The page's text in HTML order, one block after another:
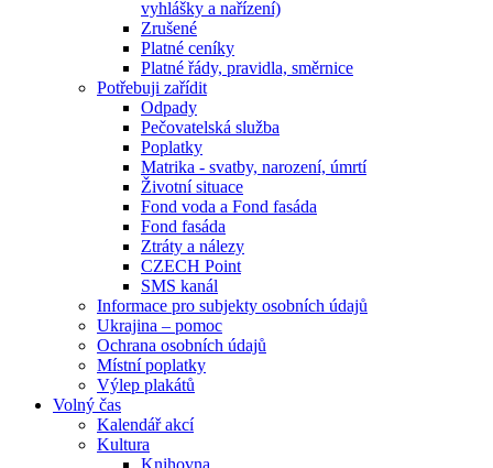
vyhlášky a nařízení)
Zrušené
Platné ceníky
Platné řády, pravidla, směrnice
Potřebuji zařídit
Odpady
Pečovatelská služba
Poplatky
Matrika - svatby, narození, úmrtí
Životní situace
Fond voda a Fond fasáda
Fond fasáda
Ztráty a nálezy
CZECH Point
SMS kanál
Informace pro subjekty osobních údajů
Ukrajina – pomoc
Ochrana osobních údajů
Místní poplatky
Výlep plakátů
Volný čas
Kalendář akcí
Kultura
Knihovna